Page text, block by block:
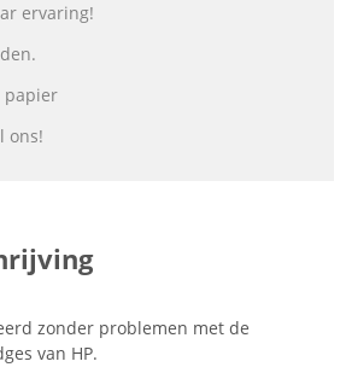
ervaring!
papier
ons!
zonder problemen met de
van HP.